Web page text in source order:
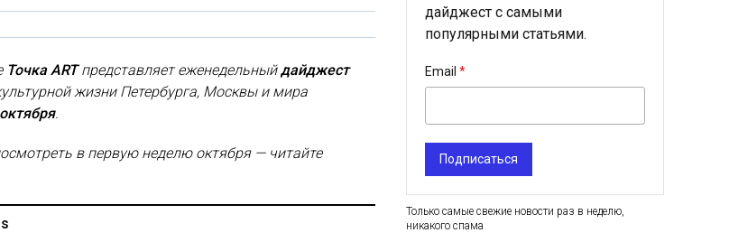
Точка ARTпредставляет еженедельныйдайджест
жизни Петербурга, Москвы и мира
.
в первую неделю октября — читайте
дайджест с самыми
популярными статьями.
Email
Подписаться
Только самые свежие новости раз в неделю,
никакого спама